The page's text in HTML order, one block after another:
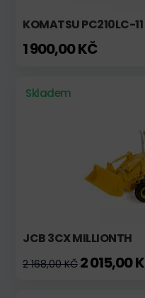
KOMATSU PC210LC-11
1 900,00 KČ
Skladem
JCB 3CX MILLIONTH
2 168,00 KČ 2 015,00